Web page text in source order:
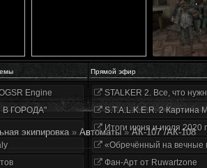
Прямой эфир
Engine
В ГОРОДА"
STALKER 2. Все, что
S.T.A.L.K.E.R. 2 Картина
Итоги июня и июля 2020
«Обречённый на вечные
Фан-Арт от Ruwartzone
экипировка » Автоматы » АК-107 /АК-108